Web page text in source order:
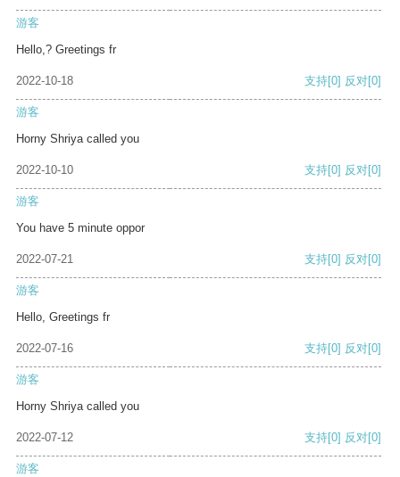
游客
Hello,? Greetings fr
2022-10-18 支持[0] 反对[0]
游客
Horny Shriya called you
2022-10-10 支持[0] 反对[0]
游客
You have 5 minute oppor
2022-07-21 支持[0] 反对[0]
游客
Hello, Greetings fr
2022-07-16 支持[0] 反对[0]
游客
Horny Shriya called you
2022-07-12 支持[0] 反对[0]
游客